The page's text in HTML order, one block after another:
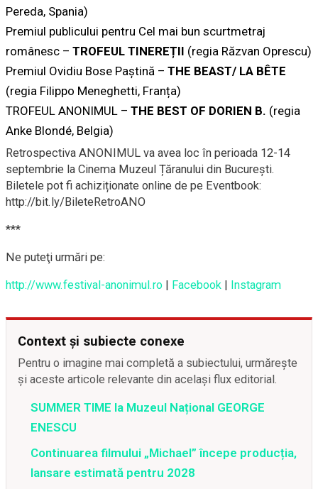
Pereda, Spania)
Premiul publicului pentru Cel mai bun scurtmetraj
românesc – TROFEUL TINEREȚII (regia Răzvan Oprescu)
Premiul Ovidiu Bose Paștină – THE BEAST/ LA BÊTE
(regia Filippo Meneghetti, Franța)
TROFEUL ANONIMUL – THE BEST OF DORIEN B. (regia
Anke Blondé, Belgia)
Retrospectiva ANONIMUL va avea loc în perioada 12-14
septembrie la Cinema Muzeul Țăranului din București.
Biletele pot fi achiziționate online de pe Eventbook:
http://bit.ly/BileteRetroANO
***
Ne puteţi urmări pe:
http://www.festival-anonimul.ro Facebook Instagram
Context și subiecte conexe
Pentru o imagine mai completă a subiectului, urmărește
și aceste articole relevante din același flux editorial.
SUMMER TIME la Muzeul Național GEORGE
ENESCU
Continuarea filmului „Michael” începe producția,
lansare estimată pentru 2028